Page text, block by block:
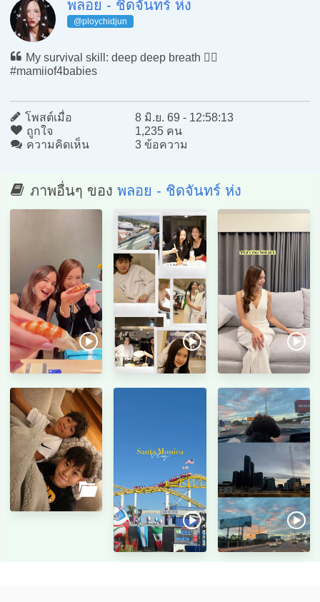
พลอย - ชิดจันทร์ ห่ง
@ploychidjun
My survival skill: deep deep breath 🧘‍♀️
#mamiiof4babies
โพสต์เมื่อ
8 มิ.ย. 69 - 12:58:13
ถูกใจ
1,235 คน
ความคิดเห็น
3 ข้อความ
ภาพอื่นๆ ของ พลอย - ชิดจันทร์ ห่ง